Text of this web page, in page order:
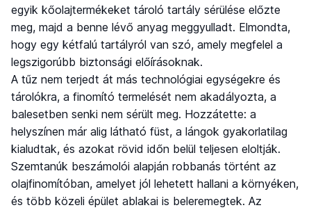
egyik kőolajtermékeket tároló tartály sérülése előzte
meg, majd a benne lévő anyag meggyulladt. Elmondta,
hogy egy kétfalú tartályról van szó, amely megfelel a
legszigorúbb biztonsági előírásoknak.
A tűz nem terjedt át más technológiai egységekre és
tárolókra, a finomító termelését nem akadályozta, a
balesetben senki nem sérült meg. Hozzátette: a
helyszínen már alig látható füst, a lángok gyakorlatilag
kialudtak, és azokat rövid időn belül teljesen eloltják.
Szemtanúk beszámolói alapján robbanás történt az
olajfinomítóban, amelyet jól lehetett hallani a környéken,
és több közeli épület ablakai is beleremegtek. Az